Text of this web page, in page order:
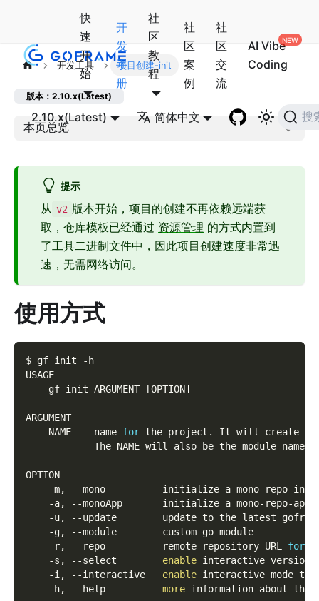
快
速
开
始
开
发
手
册
社
区
教
程
社
区
案
例
社
区
交
流
AI Vibe
Coding
2.10.x(Latest) 简体中文 搜
开发工具 项目创建-init
版本：2.10.x(Latest)
本页总览
提示
从 v2 版本开始，项目的创建不再依赖远端获
取，仓库模板已经通过 资源管理 的方式内置到
了工具二进制文件中，因此项目创建速度非常迅
速，无需网络访问。
使用方式
$ gf init
-h
USAGE
    gf init ARGUMENT
[OPTION]
ARGUMENT
    NAME    name
for the project. It will create a
            The NAME will also be the module name
OPTION
    -m,
--mono
initialize a mono-repo
    -a,
--monoApp
initialize a mono-repo-app
    -u,
--update
update to the latest
    -g,
--module
        custom go module
    -r,
--repo
          remote repository URL
for
    -s,
--select enable interactive version
    -i,
--interactive enable interactive mode to
    -h,
--help more information about